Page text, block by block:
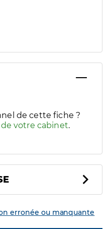
handicaps/besoins
de cette fiche ?
votre cabinet.
erronée ou manquante